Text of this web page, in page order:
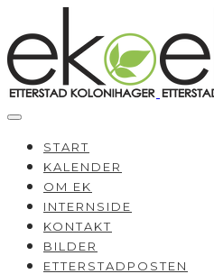
START
KALENDER
OM EK
INTERNSIDE
KONTAKT
BILDER
ETTERSTADPOSTEN